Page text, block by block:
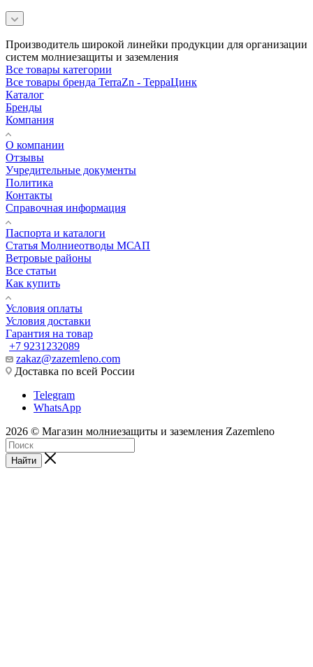
Производитель широкой линейки продукции для организации
систем молниезащиты и заземления
Все товары категории
Все товары бренда TerraZn - ТерраЦинк
Каталог
Бренды
Компания
О компании
Отзывы
Учредительные документы
Политика
Контакты
Справочная информация
Паспорта и каталоги
Статья Молниеотводы МСАП
Ветровые районы
Все статьи
Как купить
Условия оплаты
Условия доставки
Гарантия на товар
+7 9231232089
zakaz@zazemleno.com
Доставка по всей России
Telegram
WhatsApp
2026 © Магазин молниезащиты и заземления Zazemleno
Найти